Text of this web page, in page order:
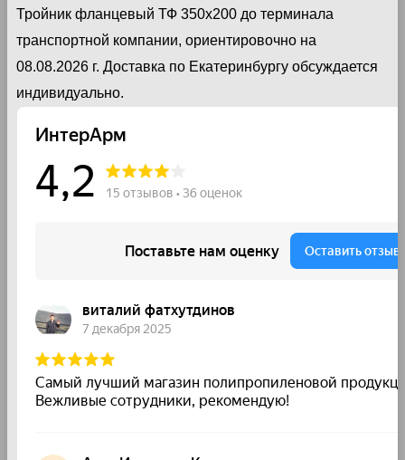
Тройник фланцевый ТФ 350х200 до терминала
транспортной компании, ориентировочно на
08.08.2026 г. Доставка по Екатеринбургу обсуждается
индивидуально.